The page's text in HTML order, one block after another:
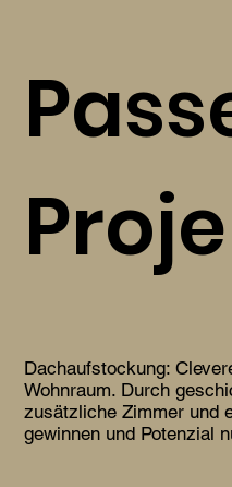
Dachaufstockung:
Wohnraum. Durch
zusätzliche Zimmer und
gewinnen und Potenzial